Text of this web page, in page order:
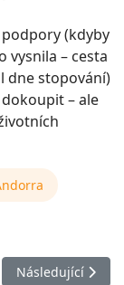
(kdyby
vysnila – cesta
dne stopování)
– ale
Další článek:
Následující